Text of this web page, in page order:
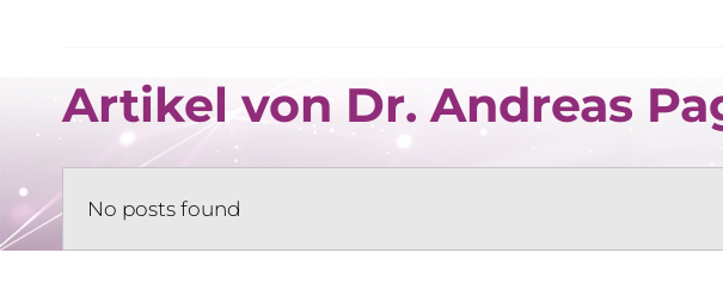
Artikel von Dr. Andreas
No posts found